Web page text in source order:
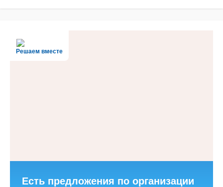
Решаем вместе
Есть предложения по организации